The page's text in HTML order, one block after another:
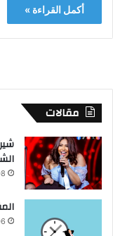
أكمل القراءة »
مقالات
المقال